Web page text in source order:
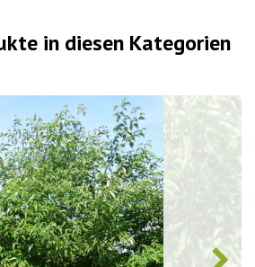
in diesen Kategorien